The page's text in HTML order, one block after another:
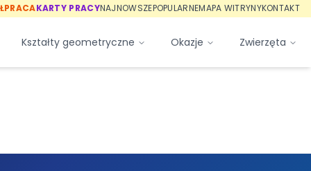
KARTY PRACYNAJNOWSZEPOPULARNEMAPA WITRYNYKONTAKT
Kształty geometryczne Okazje Zwierzęta